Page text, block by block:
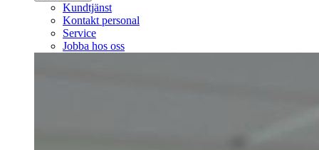
Kundtjänst
Kontakt personal
Service
Jobba hos oss